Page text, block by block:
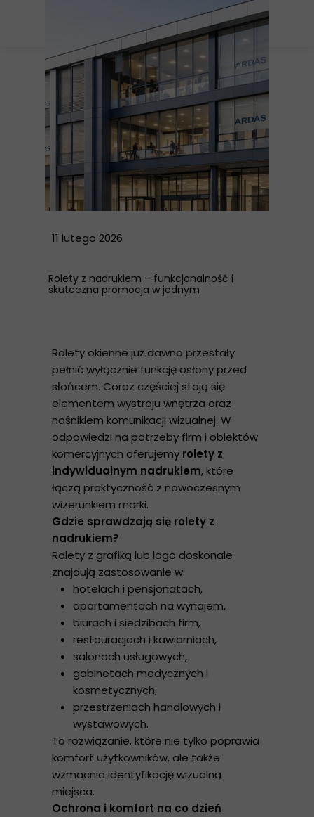
11 lutego 2026
Rolety z nadrukiem – funkcjonalność i
skuteczna promocja w jednym
Rolety okienne już dawno przestały
pełnić wyłącznie funkcję osłony przed
słońcem. Coraz częściej stają się
elementem wystroju wnętrza oraz
nośnikiem komunikacji wizualnej. W
odpowiedzi na potrzeby firm i obiektów
komercyjnych oferujemy rolety z
indywidualnym nadrukiem, które
łączą praktyczność z nowoczesnym
wizerunkiem marki.
Gdzie sprawdzają się rolety z
nadrukiem?
Rolety z grafiką lub logo doskonale
znajdują zastosowanie w:
hotelach i pensjonatach,
apartamentach na wynajem,
biurach i siedzibach firm,
restauracjach i kawiarniach,
salonach usługowych,
gabinetach medycznych i
kosmetycznych,
przestrzeniach handlowych i
wystawowych.
To rozwiązanie, które nie tylko poprawia
komfort użytkowników, ale także
wzmacnia identyfikację wizualną
miejsca.
Ochrona i komfort na co dzień